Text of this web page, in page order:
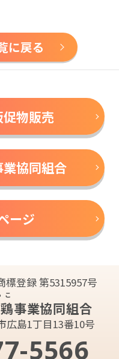
に戻る
物販売
協同組合
ージ
標登録 第5315957号
こ
事業協同組合
広島1丁目13番10号
5566